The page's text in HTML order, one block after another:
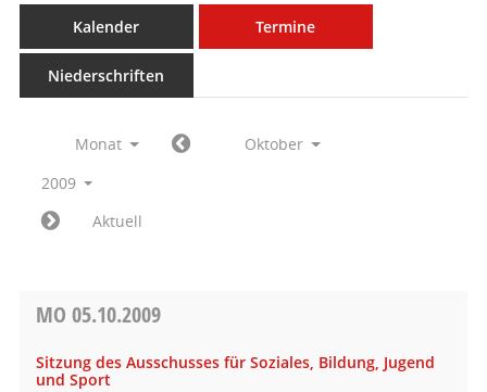
Kalender Termine
Niederschriften
Monat
Oktober
2009
Aktuell
MO 05.10.2009
Sitzung des Ausschusses für Soziales, Bildung, Jugend
und Sport